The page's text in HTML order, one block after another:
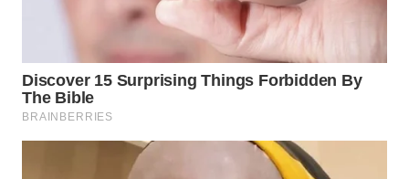
Media
Group
WAHANA
NEWS